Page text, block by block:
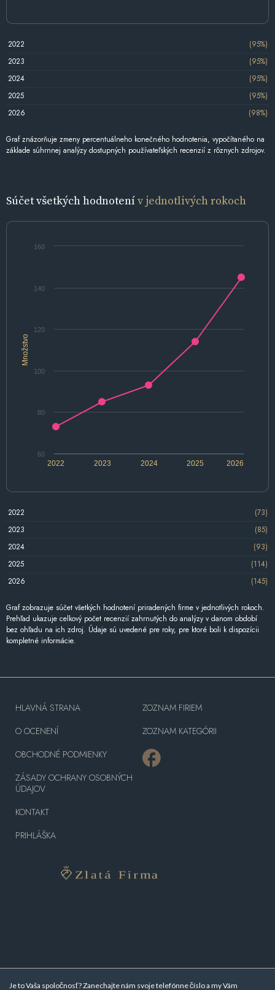
2022
(95%)
2023
(95%)
2024
(95%)
2025
(95%)
2026
(98%)
Graf znázorňuje zmeny percentuálneho konečného hodnotenia, vypočítaného na
základe súhrnnej analýzy dostupných používateľských recenzií z rôznych zdrojov.
Súčet všetkých hodnotenív jednotlivých rokoch
Množstvo
2022 2024 2026
2023 2025
60
80
100
120
140
160
2022
(73)
2023
(85)
2024
(93)
2025
(114)
2026
(145)
Graf zobrazuje súčet všetkých hodnotení priradených firme v jednotlivých rokoch.
Prehľad ukazuje celkový počet recenzií zahrnutých do analýzy v danom období
bez ohľadu na ich zdroj. Údaje sú uvedené pre roky, pre ktoré boli k dispozícii
kompletné informácie.
Je to Vaša spoločnosť? Zanechajte nám svoje telefónne číslo a my Vám
HLAVNÁ STRANA
O OCENENÍ
OBCHODNÉ PODMIENKY
ZÁSADY OCHRANY OSOBNÝCH
ÚDAJOV
KONTAKT
PRIHLÁŠKA
ZOZNAM FIRIEM
ZOZNAM KATEGÓRII